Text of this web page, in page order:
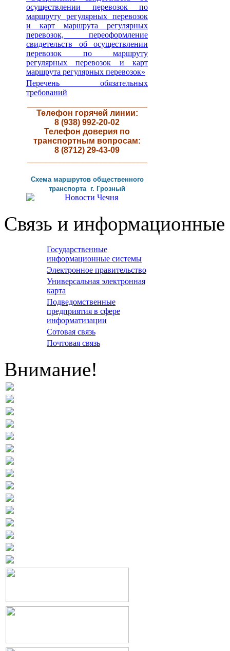
осуществлении перевозок по
маршруту регулярных перевозок
и карт маршрута регулярных
перевозок, переоформление
свидетельств об осуществлении
перевозок по маршруту
регулярных перевозок и карт
маршрута регулярных перевозок»
Перечень обязательных
требований
Телефон горячей линии:
8 (938) 992-20-02
Телефон доверия по
транспортным вопросам:
8 (8712) 29-43-09
Схема маршрутов общественного
транспорта г. Грозный
Связь и информационные
Государственные
информационные системы
Электронное правительство
Универсальная электронная
карта
Подведомственные
предприятия в сфере
информатизации
Сотовая связь
Почтовая связь
Внимание!